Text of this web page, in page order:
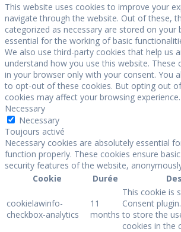
This website uses cookies to improve your
navigate through the website. Out of these,
categorized as necessary are stored on your
essential for the working of basic
We also use third-party cookies that help us
understand how you use this website. These
in your browser only with your consent. You
to opt-out of these cookies. But opting out
cookies may affect your browsing experience.
Necessary
Necessary
Toujours activé
Necessary cookies are absolutely essential
function properly. These cookies ensure
security features of the website,
Cookie
Durée
cookielawinfo-
checkbox-analytics
11
months
This cookie is
Consent
to store the
cookies in the